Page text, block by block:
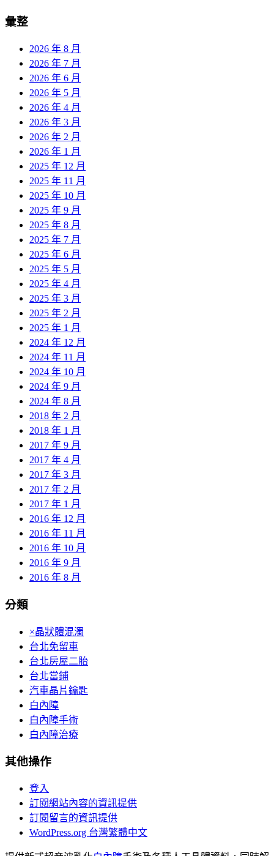
彙整
2026 年 8 月
2026 年 7 月
2026 年 6 月
2026 年 5 月
2026 年 4 月
2026 年 3 月
2026 年 2 月
2026 年 1 月
2025 年 12 月
2025 年 11 月
2025 年 10 月
2025 年 9 月
2025 年 8 月
2025 年 7 月
2025 年 6 月
2025 年 5 月
2025 年 4 月
2025 年 3 月
2025 年 2 月
2025 年 1 月
2024 年 12 月
2024 年 11 月
2024 年 10 月
2024 年 9 月
2024 年 8 月
2018 年 2 月
2018 年 1 月
2017 年 9 月
2017 年 4 月
2017 年 3 月
2017 年 2 月
2017 年 1 月
2016 年 12 月
2016 年 11 月
2016 年 10 月
2016 年 9 月
2016 年 8 月
分類
×晶狀體混濁
台北免留車
台北房屋二胎
台北當鋪
汽車晶片鑰匙
白內障
白內障手術
白內障治療
其他操作
登入
訂閱網站內容的資訊提供
訂閱留言的資訊提供
WordPress.org 台灣繁體中文